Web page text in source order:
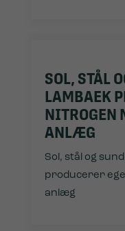
SOL, STÅL
LAMBAEK
NITROGEN
ANLÆG
Sol, stål og
producerer
anlæg